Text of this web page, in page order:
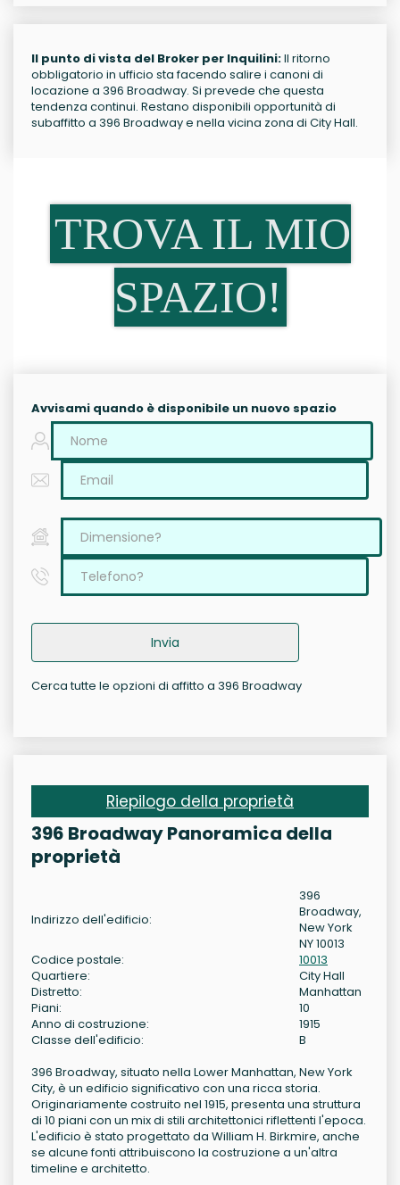
Il punto di vista del Broker per Inquilini:Il ritorno
obbligatorio in ufficio sta facendo salire i canoni di
locazione a 396 Broadway. Si prevede che questa
tendenza continui. Restano disponibili opportunità di
subaffitto a 396 Broadway e nella vicina zona di City Hall.
TROVA IL MIO
SPAZIO!
Avvisami quando è disponibile un nuovo spazio
Invia
Cerca tutte le opzioni di affitto a 396 Broadway
Riepilogo della proprietà
396 Broadway Panoramica della
proprietà
Indirizzo dell'edificio:
396
Broadway,
New York
NY 10013
Codice postale:
10013
Quartiere:
City Hall
Distretto:
Manhattan
Piani:
10
Anno di costruzione:
1915
Classe dell'edificio:
B
396 Broadway, situato nella Lower Manhattan, New York
City, è un edificio significativo con una ricca storia.
Originariamente costruito nel 1915, presenta una struttura
di 10 piani con un mix di stili architettonici riflettenti l'epoca.
L'edificio è stato progettato da William H. Birkmire, anche
se alcune fonti attribuiscono la costruzione a un'altra
timeline e architetto.